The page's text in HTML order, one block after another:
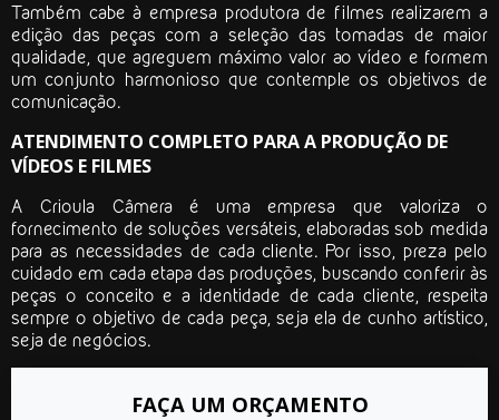
Também cabe à empresa produtora de filmes realizarem a
edição das peças com a seleção das tomadas de maior
qualidade, que agreguem máximo valor ao vídeo e formem
um conjunto harmonioso que contemple os objetivos de
comunicação.
ATENDIMENTO COMPLETO PARA A PRODUÇÃO DE
VÍDEOS E FILMES
A Crioula Câmera é uma empresa que valoriza o
fornecimento de soluções versáteis, elaboradas sob medida
para as necessidades de cada cliente. Por isso, preza pelo
cuidado em cada etapa das produções, buscando conferir às
peças o conceito e a identidade de cada cliente, respeita
sempre o objetivo de cada peça, seja ela de cunho artístico,
seja de negócios.
FAÇA UM ORÇAMENTO